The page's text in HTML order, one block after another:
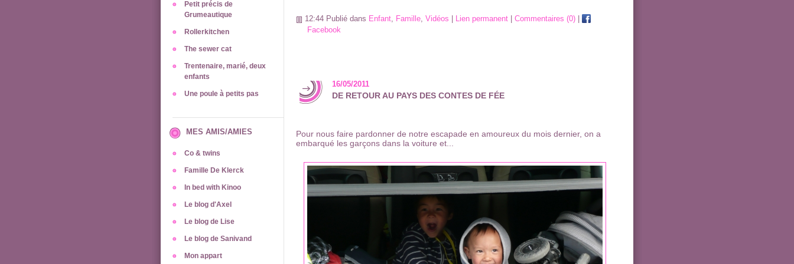
Petit précis de
Grumeautique
Rollerkitchen
The sewer cat
Trentenaire, marié, deux
enfants
Une poule à petits pas
MES AMIS/AMIES
Co & twins
Famille De Klerck
In bed with Kinoo
Le blog d'Axel
Le blog de Lise
Le blog de Sanivand
Mon appart
12:44 Publié dans Enfant, Famille, Vidéos Lien permanent Commentaires (0)
Facebook
16/05/2011
DE RETOUR AU PAYS DES CONTES DE FÉE
Pour nous faire pardonner de notre escapade en amoureux du mois dernier, on a
embarqué les garçons dans la voiture et...